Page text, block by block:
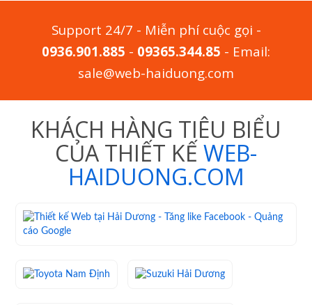
Support 24/7 - Miễn phí cuộc gọi -
0936.901.885 - 09365.344.85 - Email:
sale@web-haiduong.com
KHÁCH HÀNG TIÊU BIỂU
CỦA THIẾT KẾ WEB-
HAIDUONG.COM